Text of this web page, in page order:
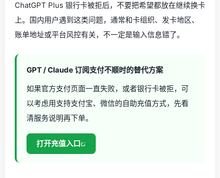
ChatGPT Plus 银行卡被拒后，不要把希望都放在继续换卡
上。国内用户遇到这类问题，通常和卡组织、发卡地区、
账单地址或平台风控有关，不一定是输入信息错了。
GPT / Claude 订阅支付不顺时的替代方案
如果官方支付页面一直失败，或者银行卡被拒，可
以考虑用支持支付宝、微信的自助充值方式，先看
清服务说明再下单。
打开充值入口